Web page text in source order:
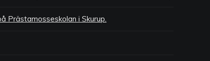
Prästamosseskolan i Skurup.